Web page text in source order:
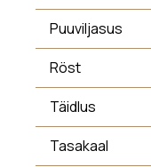
Puuviljasus
Röst
Täidlus
Tasakaal